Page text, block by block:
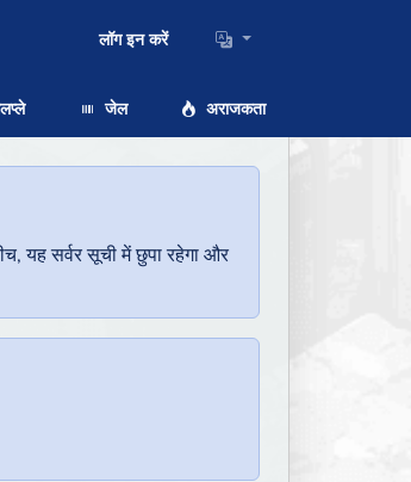
लॉग इन करें
जेल अराजकता
यह सर्वर सूची में छुपा रहेगा और